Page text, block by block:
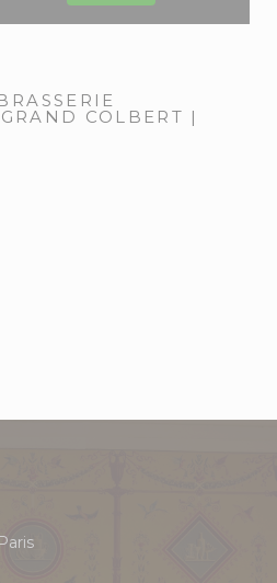
COLBERT |
((открывается в новом окне))